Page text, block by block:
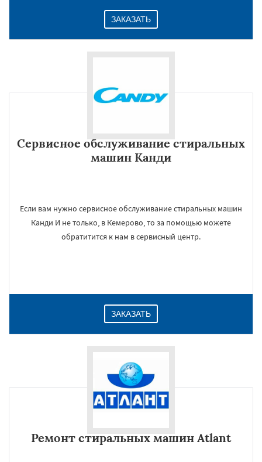
ЗАКАЗАТЬ
Сервисное обслуживание стиральных
машин Канди
Если вам нужно сервисное обслуживание стиральных машин
Канди И не только, в Кемерово, то за помощью можете
обратитится к нам в сервисный центр.
ЗАКАЗАТЬ
Ремонт стиральных машин Atlant